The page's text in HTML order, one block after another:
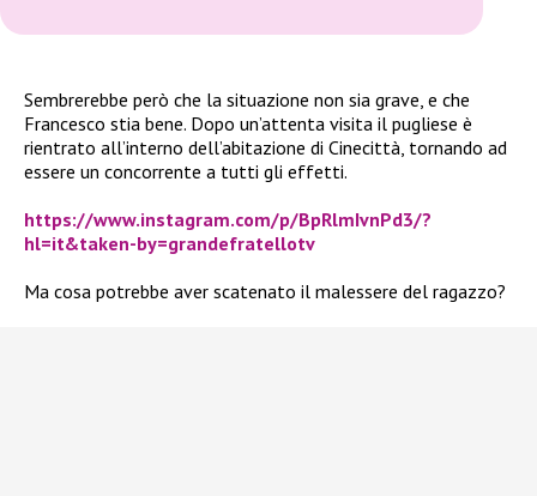
Sembrerebbe però che la situazione non sia grave, e che
Francesco stia bene. Dopo un’attenta visita il pugliese è
rientrato all’interno dell’abitazione di Cinecittà, tornando ad
essere un concorrente a tutti gli effetti.
https://www.instagram.com/p/BpRlmIvnPd3/?
hl=it&taken-by=grandefratellotv
Ma cosa potrebbe aver scatenato il malessere del ragazzo?